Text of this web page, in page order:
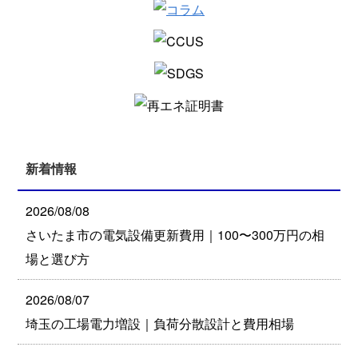
新着情報
2026/08/08
さいたま市の電気設備更新費用｜100〜300万円の相
場と選び方
2026/08/07
埼玉の工場電力増設｜負荷分散設計と費用相場